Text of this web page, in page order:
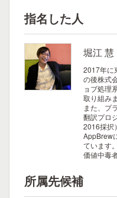
指名した人
堀江 慧
2017年に
の後株式
ョブ処理
取り組み
また、プ
翻訳プロ
2016採択
AppBrew
ています。
価値中毒
所属先候補